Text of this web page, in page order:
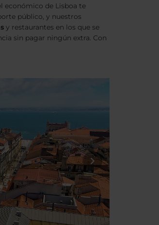
económico de Lisboa te
público, y nuestros
y restaurantes en los que se
sin pagar ningún extra. Con